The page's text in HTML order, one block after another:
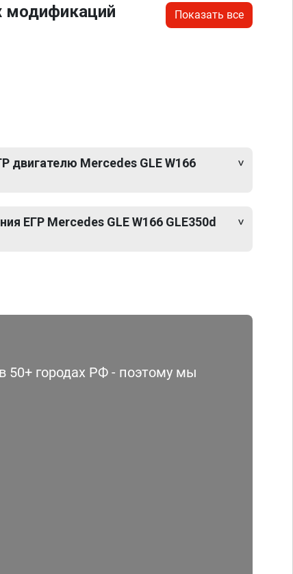
модификаций
Показать все
двигателю Mercedes GLE W166
ЕГР Mercedes GLE W166 GLE350d
городах РФ - поэтому мы